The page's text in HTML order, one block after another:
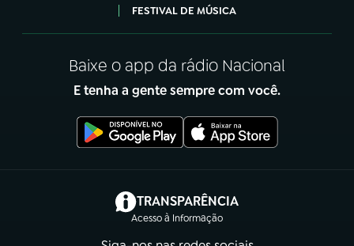
FESTIVAL DE MÚSICA
Baixe o app da rádio Nacional
E tenha a gente sempre com você.
TRANSPARÊNCIA
Acesso à Informação
(abre em nova aba)